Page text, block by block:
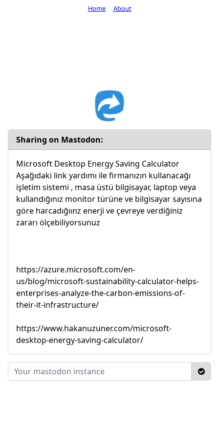
Sharing on Mastodon:
Microsoft Desktop Energy Saving Calculator
Aşağıdaki link yardımı ile firmanızın kullanacağı
işletim sistemi , masa üstü bilgisayar, laptop veya
kullandığınız monitor türüne ve bilgisayar sayısına
göre harcadığıınz enerji ve çevreye verdiğiniz
zararı ölçebiliyorsunuz
https://azure.microsoft.com/en-
us/blog/microsoft-sustainability-calculator-helps-
enterprises-analyze-the-carbon-emissions-of-
their-it-infrastructure/
https://www.hakanuzuner.com/microsoft-
desktop-energy-saving-calculator/
Home About